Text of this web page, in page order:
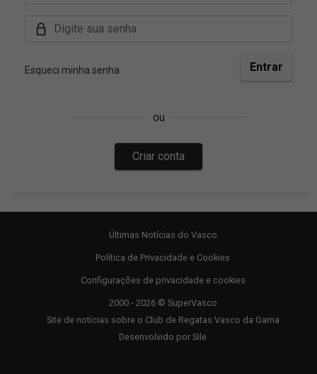
Últimas Notícias do Vasco
Política de Privacidade e Cookies
Configurações de privacidade e cookies
2000 - 2026 © SuperVasco
Site de notícias sobre o Club de Regatas Vasco da Gama
Desenvolvido por Sile